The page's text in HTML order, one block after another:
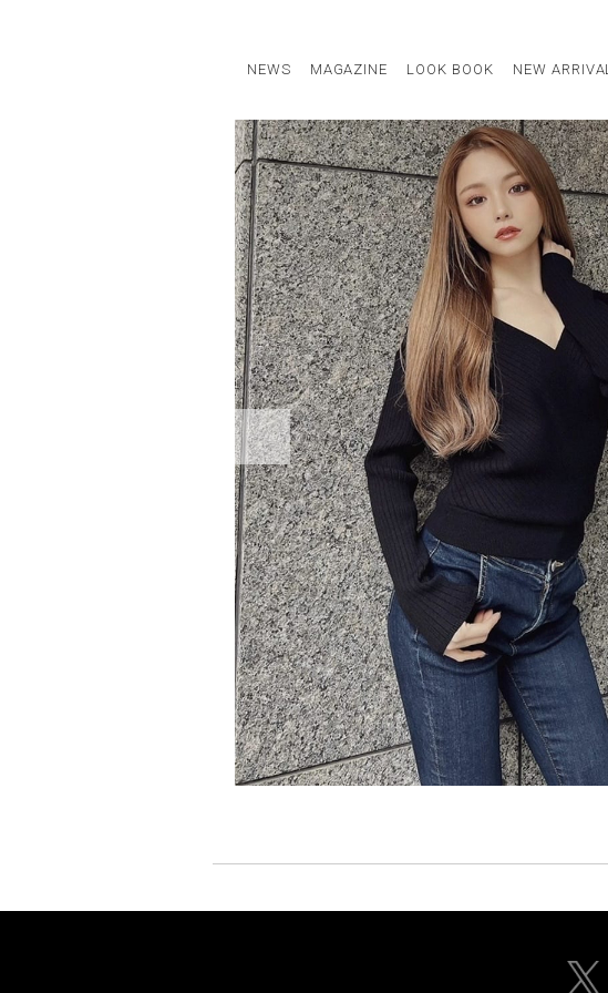
NEWS MAGAZINE LOOK BOOK NEW ARRIVAL
STAFF STYLE